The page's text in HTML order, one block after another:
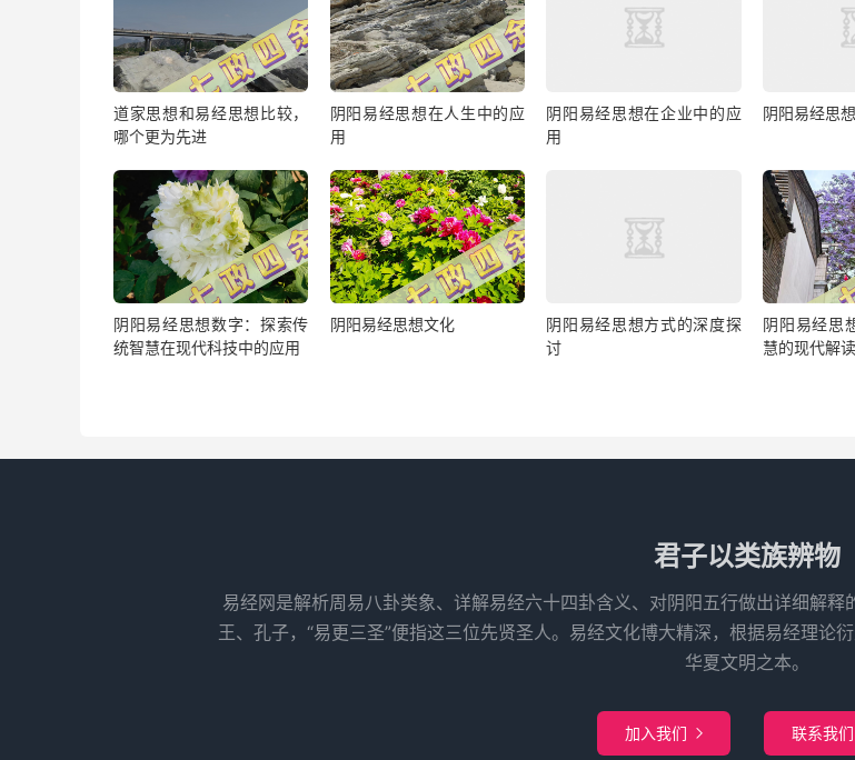
道家思想和易经思想比较，
哪个更为先进
阴阳易经思想在人生中的应
用
阴阳易经思想在企业中的应
用
阴阳易经思
阴阳易经思想数字：探索传
统智慧在现代科技中的应用
阴阳易经思想文化
阴阳易经思想方式的深度探
讨
阴阳易经思
慧的现代解读
君子以类族辨物
易经网是解析周易八卦类象、详解易经六十四卦含义、对阴阳五行做出详细解
王、孔子，“易更三圣”便指这三位先贤圣人。易经文化博大精深，根据易经理论
华夏文明之本。
加入我们  联系我们